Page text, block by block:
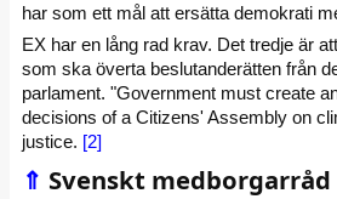
har som ett mål att ersätta demokrati
EX har en lång rad krav. Det tredje är
som ska överta beslutanderätten från
parlament. "Government must create
decisions of a Citizens' Assembly on
justice. [2]
⇑ Svenskt medborgarråd